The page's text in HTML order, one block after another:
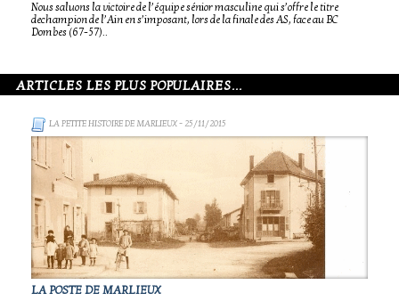
Nous saluons la victoire de l’équipe sénior masculine qui s’offre le titre
dechampion de l’Ain en s’imposant, lors de la finale des AS, face au BC
Dombes (67-57)..
ARTICLES LES PLUS POPULAIRES...
LA PETITE HISTOIRE DE MARLIEUX- 25/11/2015
LA POSTE DE MARLIEUX